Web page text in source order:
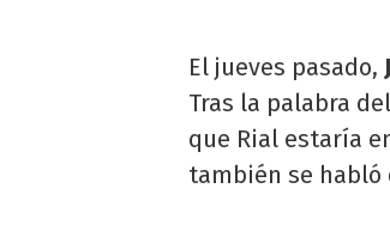
El jueves pasado,
Tras la palabra
que Rial estaría
también se habló